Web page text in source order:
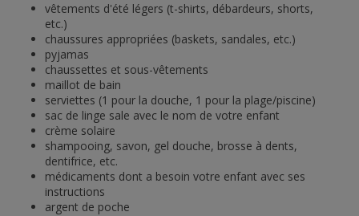
vêtements d'été légers (t-shirts, débardeurs, shorts,
etc.)
chaussures appropriées (baskets, sandales, etc.)
pyjamas
chaussettes et sous-vêtements
maillot de bain
serviettes (1 pour la douche, 1 pour la plage/piscine)
sac de linge sale avec le nom de votre enfant
crème solaire
shampooing, savon, gel douche, brosse à dents,
dentifrice, etc.
médicaments dont a besoin votre enfant avec ses
instructions
argent de poche